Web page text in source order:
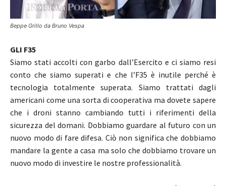
Beppe Grillo da Bruno Vespa
GLI F35
Siamo stati accolti con garbo dall’Esercito e ci siamo resi
conto che siamo superati e che l’F35 è inutile perché è
tecnologia totalmente superata. Siamo trattati dagli
americani come una sorta di cooperativa ma dovete sapere
che i droni stanno cambiando tutti i riferimenti della
sicurezza del domani. Dobbiamo guardare al futuro con un
nuovo modo di fare difesa. Ciò non significa che dobbiamo
mandare la gente a casa ma solo che dobbiamo trovare un
nuovo modo di investire le nostre professionalità.